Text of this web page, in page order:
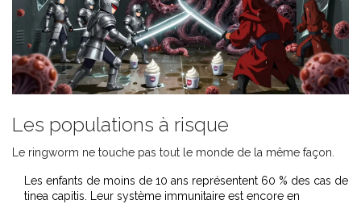
Les populations à risque
Le ringworm ne touche pas tout le monde de la même façon.
Les enfants de moins de 10 ans représentent 60 % des cas de
tinea capitis. Leur système immunitaire est encore en